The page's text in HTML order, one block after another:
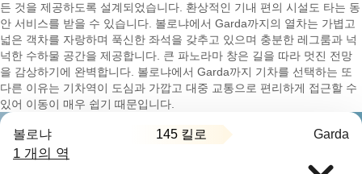
든 것을 제공하도록 설계되었습니다. 환상적인 기내 편의 시설도 타는 동
안 서비스를 받을 수 있습니다. 볼로냐에서 Garda까지의 열차는 가볍고
넓은 객차를 자랑하며 푹신한 좌석을 갖추고 있으며 충분한 레그룸과 넉
넉한 수하물 공간을 제공합니다. 큰 파노라마 창은 길을 따라 멋진 전망
을 감상하기에 완벽합니다. 볼로냐에서 Garda까지 기차를 선택하는 또
다른 이유는 기차역이 도심과 가깝고 대중 교통으로 편리하게 접근할 수
있어 이동이 매우 쉽기 때문입니다.
볼로냐 145 킬로 Garda
1 개의 역